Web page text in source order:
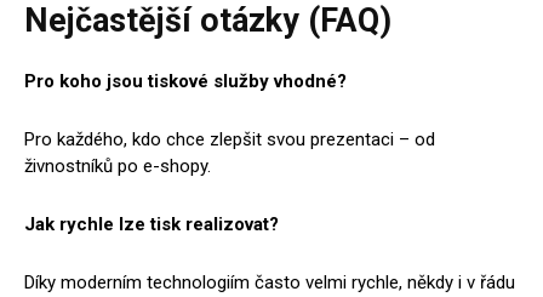
Nejčastější otázky (FAQ)
Pro koho jsou tiskové služby vhodné?
Pro každého, kdo chce zlepšit svou prezentaci – od
živnostníků po e-shopy.
Jak rychle lze tisk realizovat?
Díky moderním technologiím často velmi rychle, někdy i v řádu